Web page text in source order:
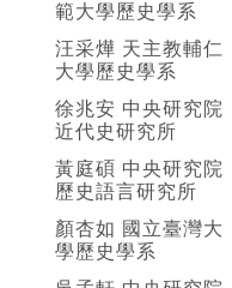
範大學歷史學系
汪采燁 天主教輔仁
大學歷史學系
徐兆安 中央研究院
近代史研究所
黃庭碩 中央研究院
歷史語言研究所
顏杏如 國立臺灣大
學歷史學系